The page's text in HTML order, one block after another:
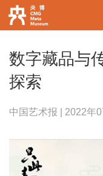
数字藏品与
探索
中国艺术报 | 2022年